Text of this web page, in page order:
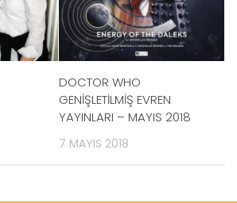
DOCTOR WHO
GENİŞLETİLMİŞ EVREN
YAYINLARI – MAYIS 2018
7 MAYIS 2018